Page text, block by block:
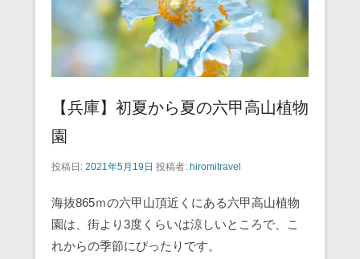
【兵庫】初夏から夏の六甲高山植物
園
投稿日: 2021年5月19日 投稿者: hiromitravel
海抜865ｍの六甲山頂近くにある六甲高山植物
園は、街より3度くらいは涼しいところで、こ
れからの季節にぴったりです。